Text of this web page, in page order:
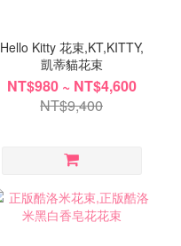
Hello Kitty 花束,KT,KITTY,
凱蒂貓花束
NT$980 ~ NT$4,600
NT$9,400